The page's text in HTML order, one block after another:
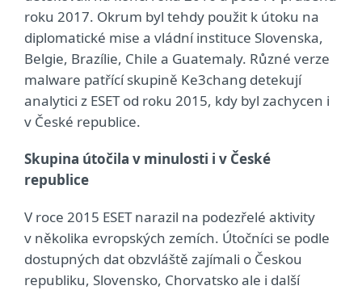
roku 2017. Okrum byl tehdy použit k útoku na
diplomatické mise a vládní instituce Slovenska,
Belgie, Brazílie, Chile a Guatemaly. Různé verze
malware patřící skupině Ke3chang detekují
analytici z ESET od roku 2015, kdy byl zachycen i
v České republice.
Skupina útočila v minulosti i v České
republice
V roce 2015 ESET narazil na podezřelé aktivity
v několika evropských zemích. Útočníci se podle
dostupných dat obzvláště zajímali o Českou
republiku, Slovensko, Chorvatsko ale i další